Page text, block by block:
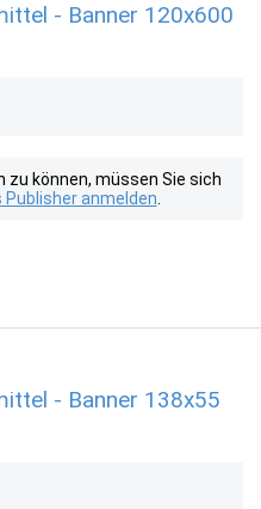
- Banner 120x600
können, müssen Sie sich
Publisher anmelden
- Banner 138x55